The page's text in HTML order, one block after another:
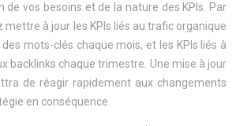
de vos besoins et de la nature des KPIs. Par
mettre à jour les KPIs liés au trafic organique
mots-clés chaque mois, et les KPIs liés à
backlinks chaque trimestre. Une mise à jour
de réagir rapidement aux changements
en conséquence.